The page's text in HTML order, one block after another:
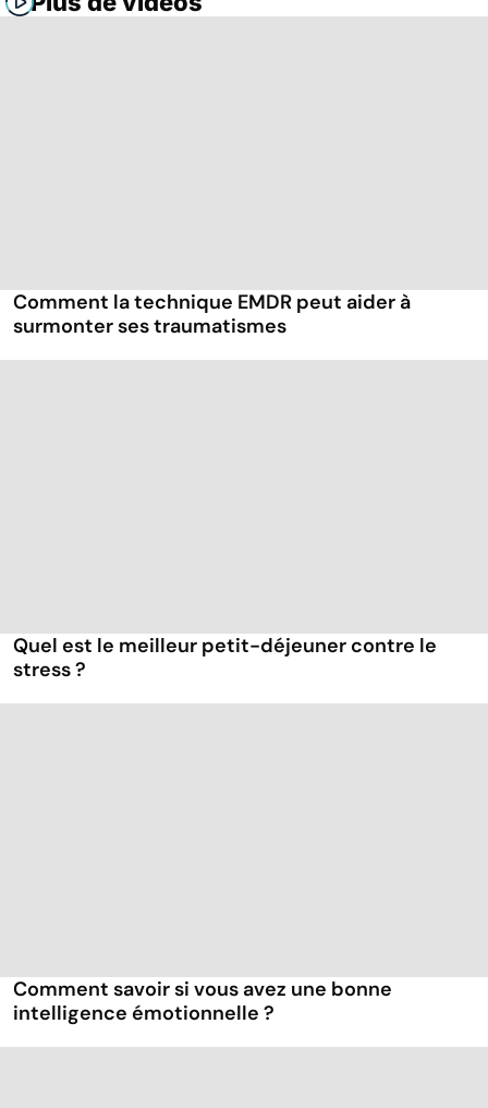
Comment la technique EMDR peut aider à
surmonter ses traumatismes
Quel est le meilleur petit-déjeuner contre le
stress ?
Comment savoir si vous avez une bonne
intelligence émotionnelle ?